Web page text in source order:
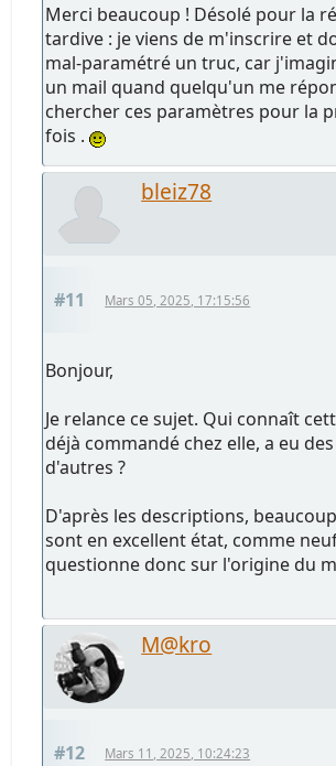
Merci beaucoup ! Désolé pour la
tardive : je viens de m'inscrire et
mal-paramétré un truc, car
un mail quand quelqu'un me
chercher ces paramètres pour la
fois .
bleiz78
#11 Mars 05, 2025, 17:15:56
Bonjour,
Je relance ce sujet. Qui connaît
déjà commandé chez elle, a eu
d'autres ?
D'après les descriptions,
sont en excellent état, comme
questionne donc sur l'origine du
M@kro
#12 Mars 11, 2025, 10:24:23